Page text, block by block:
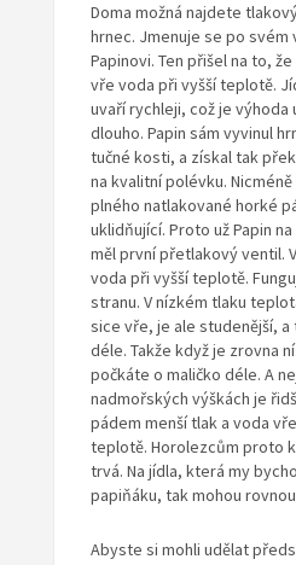
Doma možná najdete
hrnec. Jmenuje se po svém
Papinovi. Ten přišel na to,
vře voda při vyšší teplotě.
uvaří rychleji, což je výhoda
dlouho. Papin sám vyvinul
tučné kosti, a získal tak
na kvalitní polévku.
plného natlakované horké
uklidňující. Proto už Papin
měl první přetlakový ventil.
voda při vyšší teplotě.
stranu. V nízkém tlaku
sice vře, je ale studenější,
déle. Takže když je zrovna
počkáte o maličko déle. A
nadmořských výškách je
pádem menší tlak a voda
teplotě. Horolezcům proto
trvá. Na jídla, která my
papiňáku, tak mohou
Abyste si mohli udělat